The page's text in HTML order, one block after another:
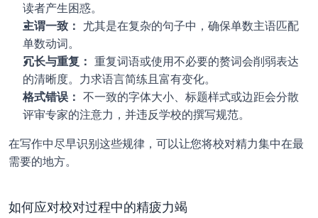
读者产生困惑。
主谓一致： 尤其是在复杂的句子中，确保单数主语匹配
单数动词。
冗长与重复： 重复词语或使用不必要的赘词会削弱表达
的清晰度。力求语言简练且富有变化。
格式错误： 不一致的字体大小、标题样式或边距会分散
评审专家的注意力，并违反学校的撰写规范。
在写作中尽早识别这些规律，可以让您将校对精力集中在最
需要的地方。
如何应对校对过程中的精疲力竭